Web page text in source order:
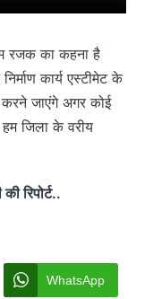
रजक का कहना है
कार्य एस्टीमेट के
जाएंगे अगर कोई
जिला के वरीय
रिपोर्ट..
WhatsApp